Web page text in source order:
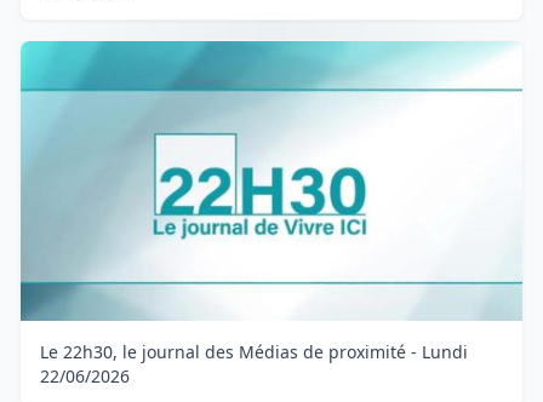
Le 22h30, le journal des Médias de proximité - Lundi
22/06/2026